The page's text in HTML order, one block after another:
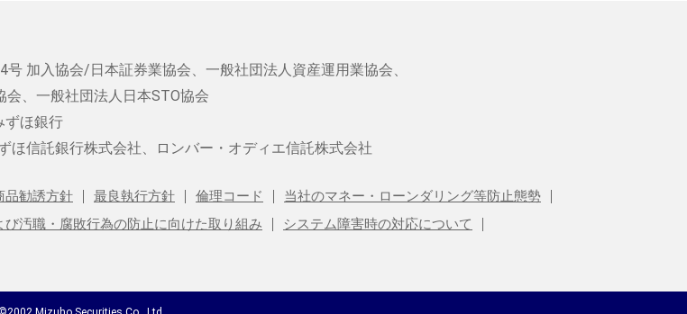
号 加入協会/日本証券業協会、一般社団法人資産運用業協会、
、一般社団法人日本STO協会
ずほ銀行
ほ信託銀行株式会社、ロンバー・オディエ信託株式会社
品勧誘方針 最良執行方針 倫理コード
当社のマネー・ローンダリング等防止態勢
び汚職・腐敗行為の防止に向けた取り組み
システム障害時の対応について